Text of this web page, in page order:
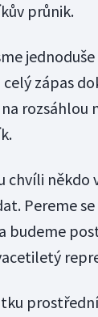
průnik.
celý zápas
rozsáhlou
chvíli někdo
Pereme
budeme